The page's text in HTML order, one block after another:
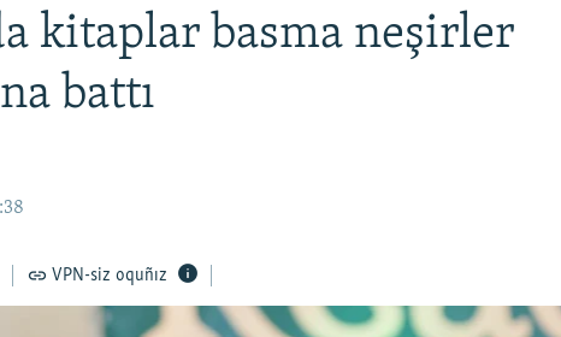
kitaplar basma neşirler
battı
VPN-siz oquñız